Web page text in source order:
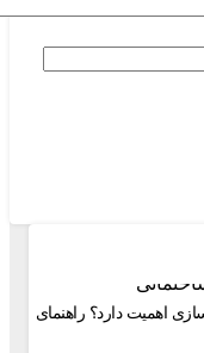
راهنمای